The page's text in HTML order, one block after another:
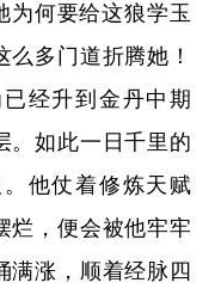
为何要给这狼学玉
多门道折腾她！
经升到金丹中期
。如此一日千里的
他仗着修炼天赋
烂，便会被他牢牢
满涨，顺着经脉四